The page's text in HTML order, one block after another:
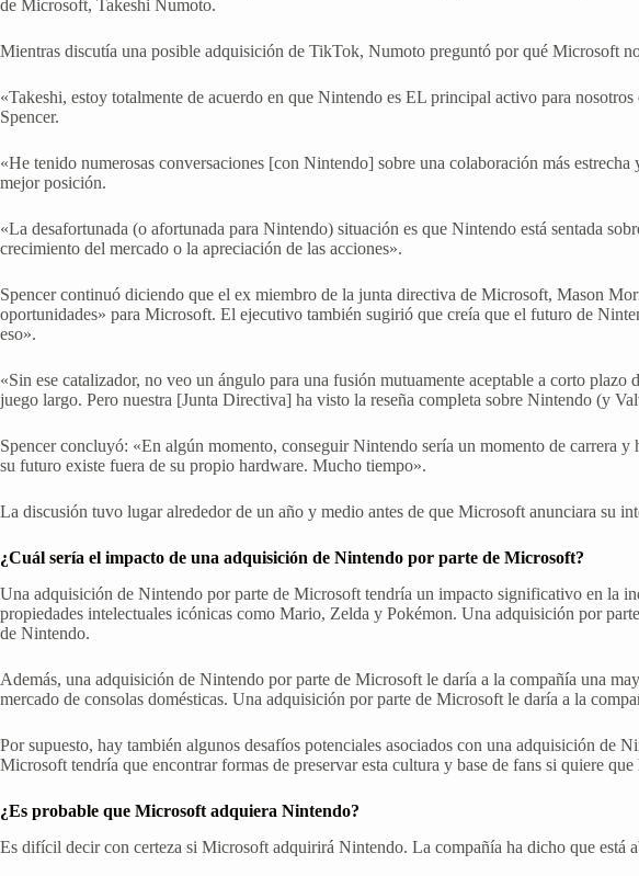
de Microsoft, Takeshi Numoto.
Mientras discutía una posible adquisición de TikTok, Numoto preguntó por qué Microsoft
«Takeshi, estoy totalmente de acuerdo en que Nintendo es EL principal activo para
Spencer.
«He tenido numerosas conversaciones [con Nintendo] sobre una colaboración más
mejor posición.
«La desafortunada (o afortunada para Nintendo) situación es que Nintendo está sentada
crecimiento del mercado o la apreciación de las acciones».
Spencer continuó diciendo que el ex miembro de la junta directiva de Microsoft, Mason
oportunidades» para Microsoft. El ejecutivo también sugirió que creía que el futuro de
eso».
«Sin ese catalizador, no veo un ángulo para una fusión mutuamente aceptable a corto
juego largo. Pero nuestra [Junta Directiva] ha visto la reseña completa sobre Nintendo (y
Spencer concluyó: «En algún momento, conseguir Nintendo sería un momento de carrera
su futuro existe fuera de su propio hardware. Mucho tiempo».
La discusión tuvo lugar alrededor de un año y medio antes de que Microsoft anunciara su
¿Cuál sería el impacto de una adquisición de Nintendo por parte de Microsoft?
Una adquisición de Nintendo por parte de Microsoft tendría un impacto significativo en la
propiedades intelectuales icónicas como Mario, Zelda y Pokémon. Una adquisición por
de Nintendo.
Además, una adquisición de Nintendo por parte de Microsoft le daría a la compañía una
mercado de consolas domésticas. Una adquisición por parte de Microsoft le daría a la
Por supuesto, hay también algunos desafíos potenciales asociados con una adquisición de
Microsoft tendría que encontrar formas de preservar esta cultura y base de fans si quiere
¿Es probable que Microsoft adquiera Nintendo?
Es difícil decir con certeza si Microsoft adquirirá Nintendo. La compañía ha dicho que